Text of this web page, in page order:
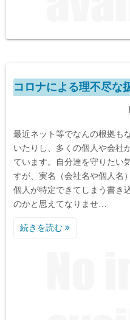
コロナによる理不尽な
最近ネット等でなんの根拠も
いたりし、多くの個人や会社
ています。自分達を守りたい
すが、実名（会社名や個人名
個人が特定できてしまう書き
のかと思えてなりませ…
続きを読む